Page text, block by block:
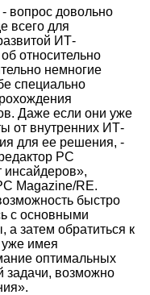
вопрос довольно
всего для
ИТ-
относительно
немногие
специально
Даже если они уже
от внутренних ИТ-
для ее решения, -
PC
Magazine/RE.
быстро
с основными
затем обратиться к
уже имея
оптимальных
задачи, возможно